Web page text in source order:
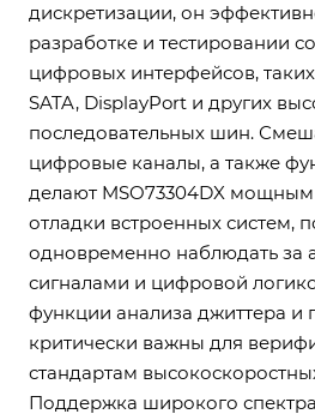
дискретизации, он
разработке и тестировании
цифровых интерфейсов, таких
SATA, DisplayPort и других
последовательных шин.
цифровые каналы, а также
делают MSO73304DX
отладки встроенных систем,
одновременно наблюдать за
сигналами и цифровой
функции анализа джиттера и
критически важны для
стандартам
Поддержка широкого